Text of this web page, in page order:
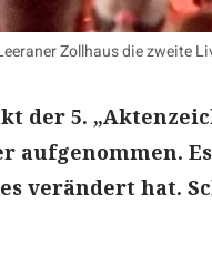
Zollhaus die zweite
der 5.
aufgenommen.
verändert hat.